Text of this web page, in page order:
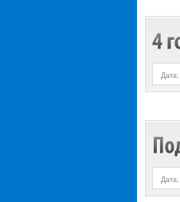
Дата:
Дата: